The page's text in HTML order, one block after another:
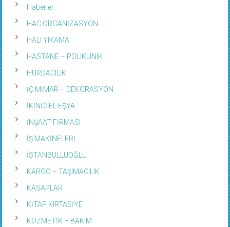
Haberler
HAC ORGANİZASYON
HALI YIKAMA
HASTANE – POLIKLINIK
HURDACILIK
İÇ MİMAR – DEKORASYON
İKİNCİ EL EŞYA
İNŞAAT FİRMASI
İŞ MAKİNELERİ
İSTANBULLUOĞLU
KARGO – TAŞIMACILIK
KASAPLAR
KİTAP KIRTASİYE
KOZMETİK – BAKIM